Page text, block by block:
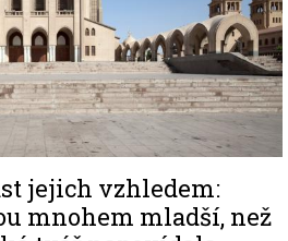
jejich vzhledem:
mnohem mladší, než